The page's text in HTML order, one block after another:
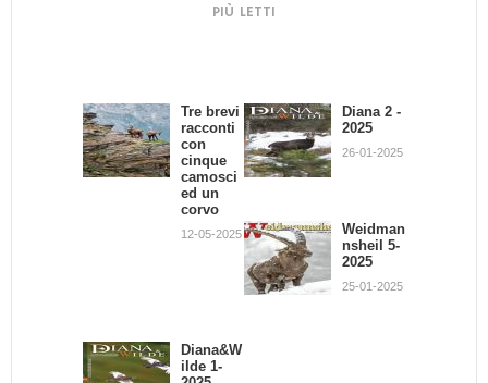
PIÙ LETTI
Tre brevi
racconti
con
cinque
camosci
ed un
corvo
12-05-2025
Diana 2 -
2025
26-01-2025
Weidman
nsheil 5-
2025
25-01-2025
Diana&W
ilde 1-
Bando di
Concors
o:
Scrivend
o e
Cacciand
o
30-09-2013
La
dignità
Cacciator
Giovanni
Battista